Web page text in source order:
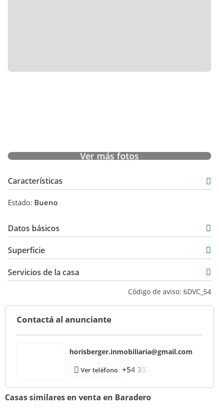
Ver más fotos
Características
Estado: Bueno
Datos básicos
Venta
USD 140.000
Superficie
Servicios de la casa
Código de aviso: 6DVC_54
Contactá al anunciante
horisberger.inmobiliaria@gmail.com
Ver teléfono +54 332
Casas similares en venta en Baradero